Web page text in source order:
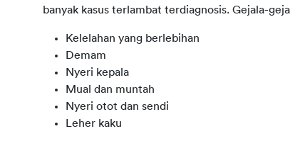
banyak kasus terlambat terdiagnosis. Gejala-
Kelelahan yang berlebihan
Demam
Nyeri kepala
Mual dan muntah
Nyeri otot dan sendi
Leher kaku